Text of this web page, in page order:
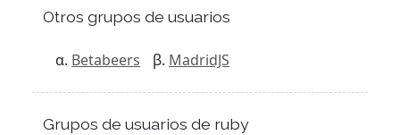
Otros grupos de usuarios
Betabeers MadridJS
Grupos de usuarios de ruby